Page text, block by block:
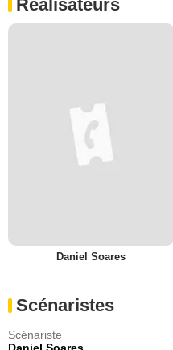
Réalisateurs
Daniel Soares
Scénaristes
Scénariste